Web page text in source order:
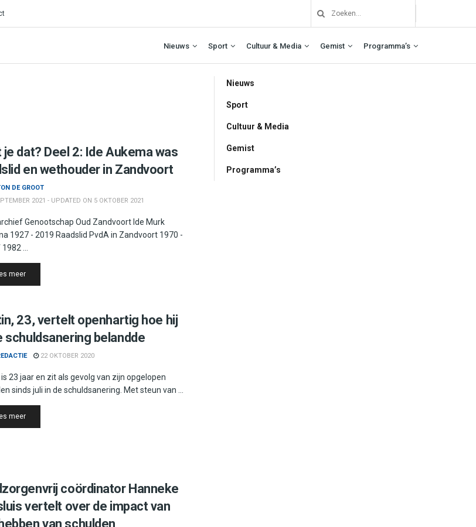
Nieuws Sport Cultuur & Media Gemist Programma’s
je dat? Deel 2: Ide Aukema was
en wethouder in Zandvoort
DE GROOT
2021 - UPDATED ON 5 OKTOBER 2021
Genootschap Oud Zandvoort Ide Murk
1927 - 2019 Raadslid PvdA in Zandvoort 1970 -
...
meerDetails
23, vertelt openhartig hoe hij
schuldsanering belandde
22 OKTOBER 2020
23 jaar en zit als gevolg van zijn opgelopen
sinds juli in de schuldsanering. Met steun van ...
meerDetails
coördinator Hanneke
vertelt over de impact van
van schulden
Nieuws
Sport
Cultuur & Media
Gemist
Programma’s